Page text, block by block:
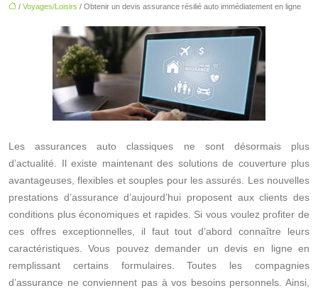
/ Voyages/Loisirs / Obtenir un devis assurance résilié auto immédiatement en ligne
Les assurances auto classiques ne sont désormais plus
d’actualité. Il existe maintenant des solutions de couverture plus
avantageuses, flexibles et souples pour les assurés. Les nouvelles
prestations d’assurance d’aujourd’hui proposent aux clients des
conditions plus économiques et rapides. Si vous voulez profiter de
ces offres exceptionnelles, il faut tout d’abord connaître leurs
caractéristiques. Vous pouvez demander un devis en ligne en
remplissant certains formulaires. Toutes les compagnies
d’assurance ne conviennent pas à vos besoins personnels. Ainsi,